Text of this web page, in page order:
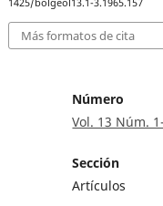
1425/bolgeol13.1-3.1965.157
Más formatos de cita
Número
Vol. 13 Núm.
Sección
Artículos